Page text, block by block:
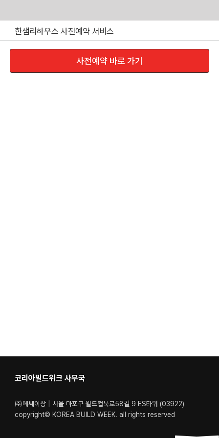
content
한샘리하우스 사전예약 서비스
사전예약 바로 가기
코리아빌드위크 사무국
㈜메쎄이상 | 서울 마포구 월드컵북로58길 9 ES타워 (03922)
copyright© KOREA BUILD WEEK. all rights reserved